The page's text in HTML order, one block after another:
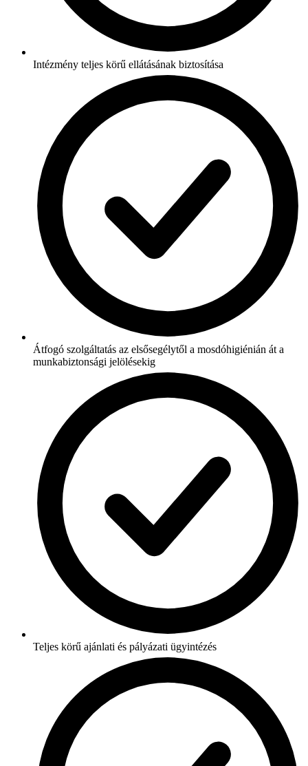
Intézmény teljes körű ellátásának biztosítása
Átfogó szolgáltatás az elsősegélytől a mosdóhigiénián át a
munkabiztonsági jelölésekig
Teljes körű ajánlati és pályázati ügyintézés